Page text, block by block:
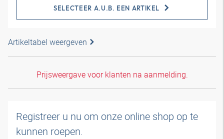
SELECTEER A.U.B. EEN ARTIKEL
Artikeltabel weergeven
Prijsweergave voor klanten na aanmelding.
Registreer u nu om onze online shop op te
kunnen roepen.